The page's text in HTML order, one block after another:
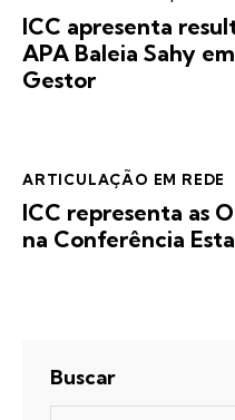
ICC apresenta
APA Baleia Sahy
Gestor
ARTICULAÇÃO EM REDE
ICC representa as
na Conferência
Buscar